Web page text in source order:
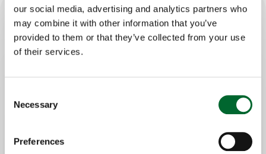
our social media, advertising and analytics partners who
may combine it with other information that you’ve
provided to them or that they’ve collected from your use
of their services.
Selection
Necessary
Preferences
Wichtigste Merkmale
höhere Effizienz und Zeitersparnis
gleichbleibende Qualität
Kostensenkung